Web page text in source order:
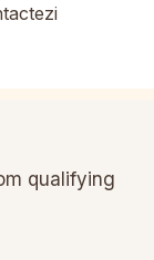
qualifying